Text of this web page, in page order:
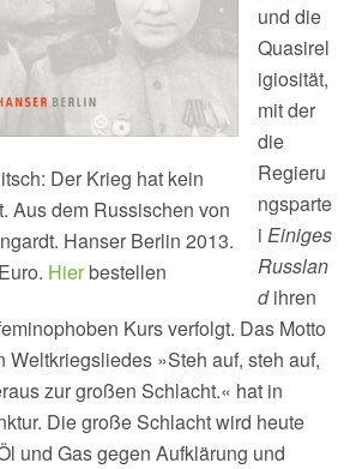
Der Krieg hat kein
Aus dem Russischen von
Hanser Berlin 2013.
Hierbestellen
und die
Quasirel
igiosität,
mit der
die
Regieru
ngsparte
i Einiges
Russlan
dihren
Kurs verfolgt. Das Motto
Weltkriegsliedes »Steh auf, steh auf,
zur großen Schlacht.« hat in
Die große Schlacht wird heute
und Gas gegen Aufklärung und